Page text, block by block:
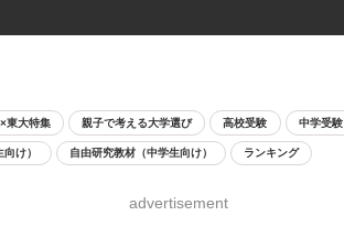
東大特集 親子で考える大学選び 高校受験 中学受験
け） 自由研究教材（中学生向け） ランキング
advertisement